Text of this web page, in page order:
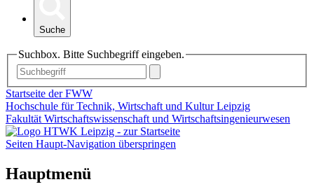
Suche
Suchbox. Bitte Suchbegriff eingeben.
Startseite der FWW
Hochschule für Technik, Wirtschaft und Kultur Leipzig
Fakultät Wirtschaftswissenschaft und Wirtschaftsingenieurwesen
Seiten Haupt-Navigation überspringen
Hauptmenü